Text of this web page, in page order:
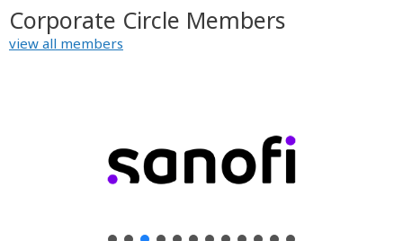
Corporate Circle Members
view all members